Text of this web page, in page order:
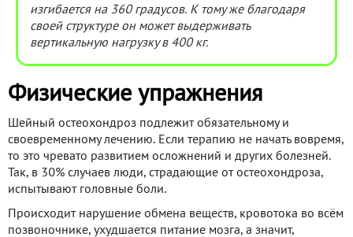
изгибается на 360 градусов. К тому же благодаря
своей структуре он может выдерживать
вертикальную нагрузку в 400 кг.
Физические упражнения
Шейный остеохондроз подлежит обязательному и
своевременному лечению. Если терапию не начать вовремя,
то это чревато развитием осложнений и других болезней.
Так, в 30% случаев люди, страдающие от остеохондроза,
испытывают головные боли.
Происходит нарушение обмена веществ, кровотока во всём
позвоночнике, ухудшается питание мозга, а значит,